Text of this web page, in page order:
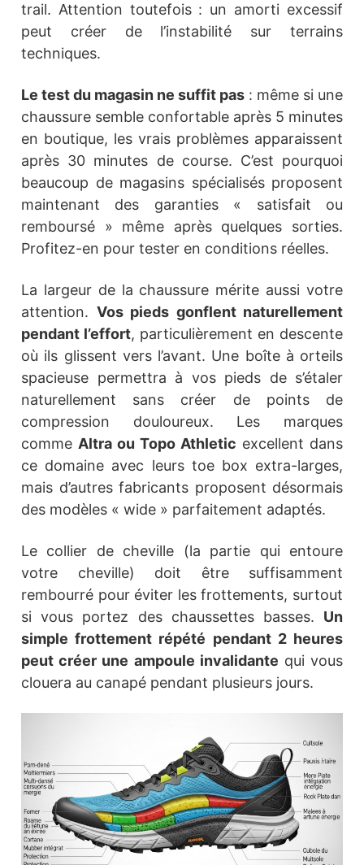
trail. Attention toutefois : un amorti excessif
peut créer de l’instabilité sur terrains
techniques.
Le test du magasin ne suffit pas : même si une
chaussure semble confortable après 5 minutes
en boutique, les vrais problèmes apparaissent
après 30 minutes de course. C’est pourquoi
beaucoup de magasins spécialisés proposent
maintenant des garanties « satisfait ou
remboursé » même après quelques sorties.
Profitez-en pour tester en conditions réelles.
La largeur de la chaussure mérite aussi votre
attention. Vos pieds gonflent naturellement
pendant l’effort, particulièrement en descente
où ils glissent vers l’avant. Une boîte à orteils
spacieuse permettra à vos pieds de s’étaler
naturellement sans créer de points de
compression douloureux. Les marques
comme Altra ou Topo Athletic excellent dans
ce domaine avec leurs toe box extra-larges,
mais d’autres fabricants proposent désormais
des modèles « wide » parfaitement adaptés.
Le collier de cheville (la partie qui entoure
votre cheville) doit être suffisamment
rembourré pour éviter les frottements, surtout
si vous portez des chaussettes basses. Un
simple frottement répété pendant 2 heures
peut créer une ampoule invalidante qui vous
clouera au canapé pendant plusieurs jours.